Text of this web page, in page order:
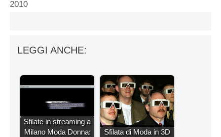
2010
LEGGI ANCHE:
Sfilate in streaming a
Milano Moda Donna:
Sfilata di Moda in 3D